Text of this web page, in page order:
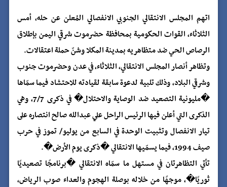
اتهم المجلس الانتقالي الجنوبي الانفصالي المُعلن عن حله، أمس
الثلاثاء، القوات الحكومية بمحافظة حضرموت شرقي اليمن بإطلاق
الرصاص الحي ضد متظاهريه بمدينة المكلا وشنّ حملة اعتقالات.
وتظاهر أنصار المجلس الانتقالي، الثلاثاء، في عدن وحضرموت جنوب
وشرقي البلاد، وذلك تلبية لدعوة سابقة لقيادته للاحتشاد فيما سمّاها
�مليونية التصعيد ضد الوصاية والاحتلال� في ذكرى 7/7، وهي
الذكرى التي أعلن فيها الرئيس الراحل علي عبدالله صالح انتصاره على
تيار الانفصال وتثبيت الوحدة في السابع من يوليو/ تموز في حرب
صيف 1994، فيما يسمّيها الانتقالي �ذكرى يوم الأرض�.
تأتي التظاهرتان في مستهل ما سمّاه الانتقالي �برنامجًا تصعيديًا
ثوريًا�، موجهًا من خلاله بوصلة الهجوم والعداء صوب الرياض،